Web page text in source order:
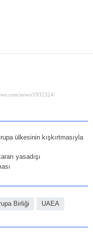
ülkesinin kışkırtmasıyla
yasadışı
Birliği UAEA